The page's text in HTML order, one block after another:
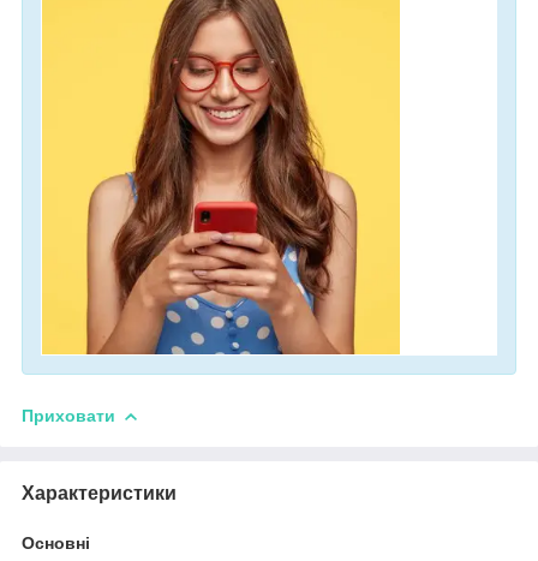
Приховати
Характеристики
Основні